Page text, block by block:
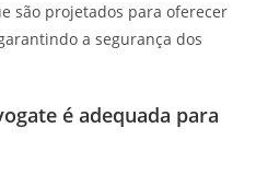
são projetados para oferecer
a segurança dos
é adequada para